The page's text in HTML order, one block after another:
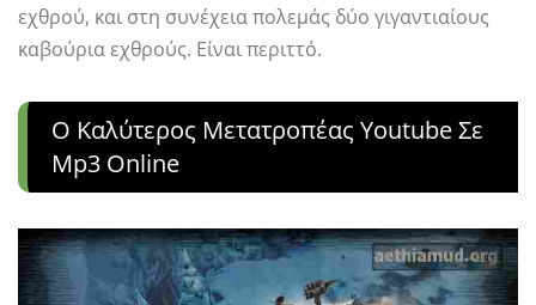
εχθρού, και στη συνέχεια πολεμάς δύο γιγαντιαίους
καβούρια εχθρούς. Είναι περιττό.
Ο Καλύτερος Μετατροπέας Youtube Σε
Mp3 Online